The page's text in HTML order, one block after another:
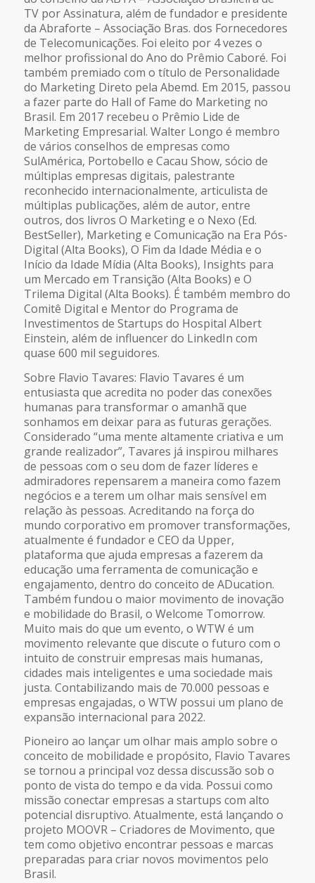
TV por Assinatura, além de fundador e presidente
da Abraforte – Associação Bras. dos Fornecedores
de Telecomunicações. Foi eleito por 4 vezes o
melhor profissional do Ano do Prêmio Caboré. Foi
também premiado com o título de Personalidade
do Marketing Direto pela Abemd. Em 2015, passou
a fazer parte do Hall of Fame do Marketing no
Brasil. Em 2017 recebeu o Prêmio Lide de
Marketing Empresarial. Walter Longo é membro
de vários conselhos de empresas como
SulAmérica, Portobello e Cacau Show, sócio de
múltiplas empresas digitais, palestrante
reconhecido internacionalmente, articulista de
múltiplas publicações, além de autor, entre
outros, dos livros O Marketing e o Nexo (Ed.
BestSeller), Marketing e Comunicação na Era Pós-
Digital (Alta Books), O Fim da Idade Média e o
Início da Idade Mídia (Alta Books), Insights para
um Mercado em Transição (Alta Books) e O
Trilema Digital (Alta Books). É também membro do
Comitê Digital e Mentor do Programa de
Investimentos de Startups do Hospital Albert
Einstein, além de influencer do LinkedIn com
quase 600 mil seguidores.
Sobre Flavio Tavares: Flavio Tavares é um
entusiasta que acredita no poder das conexões
humanas para transformar o amanhã que
sonhamos em deixar para as futuras gerações.
Considerado “uma mente altamente criativa e um
grande realizador”, Tavares já inspirou milhares
de pessoas com o seu dom de fazer líderes e
admiradores repensarem a maneira como fazem
negócios e a terem um olhar mais sensível em
relação às pessoas. Acreditando na força do
mundo corporativo em promover transformações,
atualmente é fundador e CEO da Upper,
plataforma que ajuda empresas a fazerem da
educação uma ferramenta de comunicação e
engajamento, dentro do conceito de ADucation.
Também fundou o maior movimento de inovação
e mobilidade do Brasil, o Welcome Tomorrow.
Muito mais do que um evento, o WTW é um
movimento relevante que discute o futuro com o
intuito de construir empresas mais humanas,
cidades mais inteligentes e uma sociedade mais
justa. Contabilizando mais de 70.000 pessoas e
empresas engajadas, o WTW possui um plano de
expansão internacional para 2022.
Pioneiro ao lançar um olhar mais amplo sobre o
conceito de mobilidade e propósito, Flavio Tavares
se tornou a principal voz dessa discussão sob o
ponto de vista do tempo e da vida. Possui como
missão conectar empresas a startups com alto
potencial disruptivo. Atualmente, está lançando o
projeto MOOVR – Criadores de Movimento, que
tem como objetivo encontrar pessoas e marcas
preparadas para criar novos movimentos pelo
Brasil.